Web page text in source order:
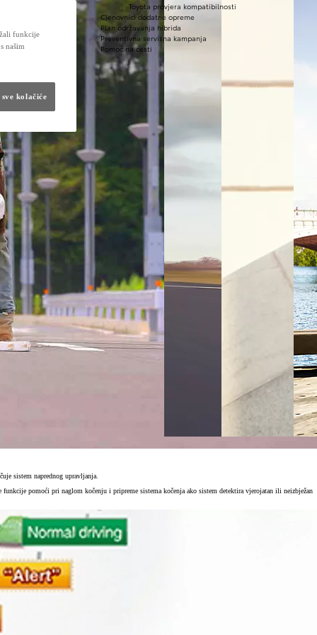
Toyota provjera kompatibilnosti
Cjenovnici dodatne opreme
Plan održavanja hibrida
Preventivna servisna kampanja
Pomoć na cesti
sistem naprednog upravljanja.
pomoći pri naglom kočenju i pripreme sistema kočenja ako sistem detektira vjerojatan ili neizbježan
funkcije
našim
kolačiće